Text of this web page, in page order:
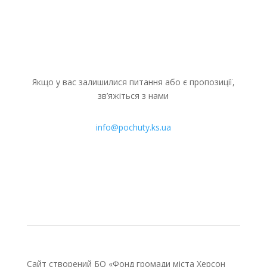
Якщо у вас залишилися питання або є пропозиції,
зв’яжіться з нами
info@pochuty.ks.ua
Сайт створений БО «Фонд громади міста Херсон